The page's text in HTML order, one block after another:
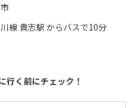
線 貴志駅 からバスで10分
行く前にチェック！